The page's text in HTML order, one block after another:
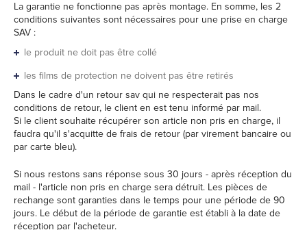
La garantie ne fonctionne pas après montage. En somme, les 2
conditions suivantes sont nécessaires pour une prise en charge
SAV :
le produit ne doit pas être collé
les films de protection ne doivent pas être retirés
Dans le cadre d'un retour sav qui ne respecterait pas nos
conditions de retour, le client en est tenu informé par mail.
Si le client souhaite récupérer son article non pris en charge, il
faudra qu'il s'acquitte de frais de retour (par virement bancaire ou
par carte bleu).
Si nous restons sans réponse sous 30 jours - après réception du
mail - l'article non pris en charge sera détruit. Les pièces de
rechange sont garanties dans le temps pour une période de 90
jours. Le début de la période de garantie est établi à la date de
réception par l'acheteur.